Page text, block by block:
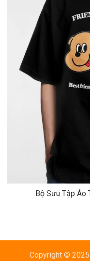
Bộ Sưu Tập Áo
Copyright ©